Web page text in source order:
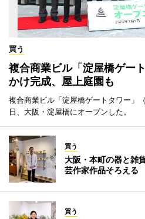
買う
複合商業ビル「淀屋橋ゲ
かけ完成、屋上庭園も
複合商業ビル「淀屋橋ゲートタワー」
日、大阪・淀屋橋にオープンした。
買う
大阪・本町の器と雑
芸作家作品そろえる
買う